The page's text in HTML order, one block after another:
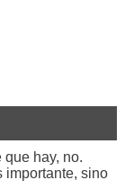
hay, no.
importante, sino